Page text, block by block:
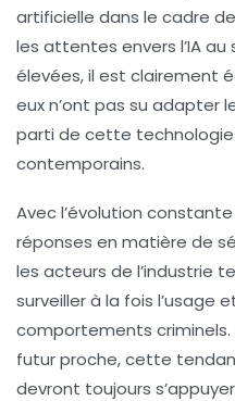
artificielle dans le cadre
les attentes envers l’IAau
élevées, il est clairement
eux n’ont pas su adapter
parti de cette
contemporains.
Avec l’évolution
réponses en matière de
les acteurs de l’industrie
surveiller à la fois l’usage
comportements criminels.
futur proche, cette
devront toujours